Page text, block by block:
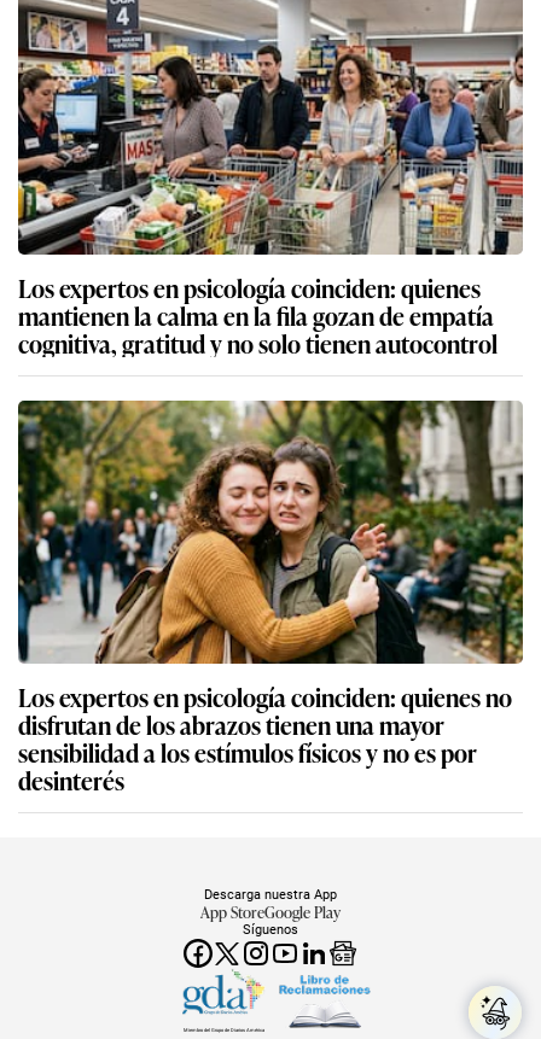
Los expertos en psicología coinciden: quienes
mantienen la calma en la fila gozan de empatía
cognitiva, gratitud y no solo tienen autocontrol
Los expertos en psicología coinciden: quienes no
disfrutan de los abrazos tienen una mayor
sensibilidad a los estímulos físicos y no es por
desinterés
Síguenos
Descarga nuestra App
App StoreGoogle Play
Miembro del Grupo de Diarios América